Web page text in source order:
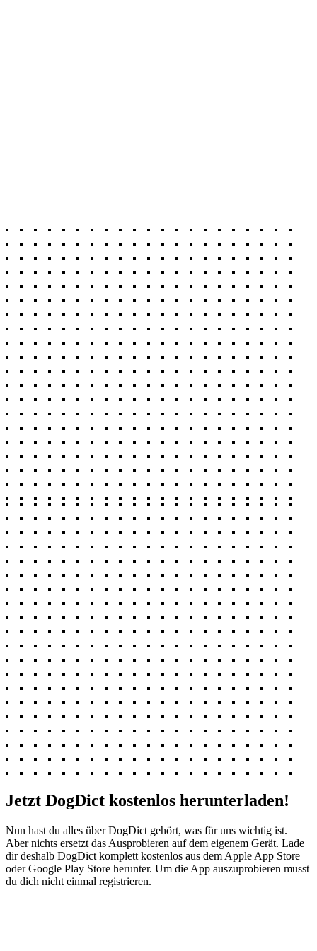
Jetzt DogDict kostenlos herunterladen!
Nun hast du alles über DogDict gehört, was für uns wichtig ist.
Aber nichts ersetzt das Ausprobieren auf dem eigenem Gerät. Lade
dir deshalb DogDict komplett kostenlos aus dem Apple App Store
oder Google Play Store herunter. Um die App auszuprobieren musst
du dich nicht einmal registrieren.